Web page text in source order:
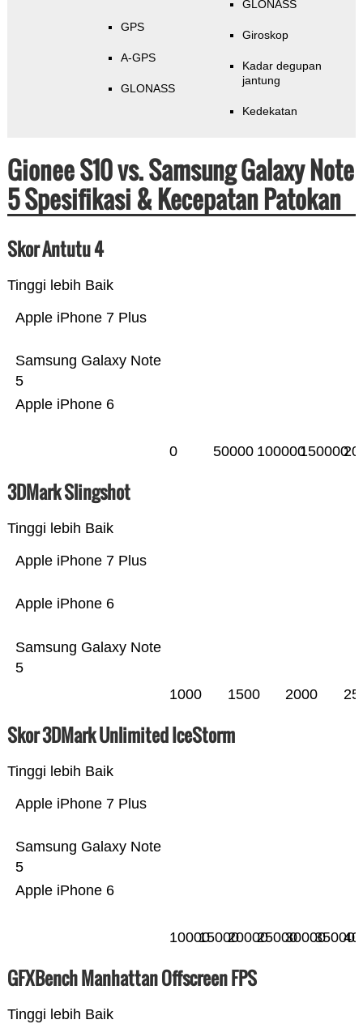
GPS
A-GPS
GLONASS
GLONASS
Giroskop
Kadar degupan
jantung
Kedekatan
Gionee S10 vs. Samsung Galaxy Note
5 Spesifikasi & Kecepatan Patokan
Skor Antutu 4
Tinggi lebih Baik
Apple iPhone 6
Samsung Galaxy Note
5
Apple iPhone 7 Plus
0 50000 100000150000
3DMark Slingshot
Tinggi lebih Baik
Samsung Galaxy Note
5
Apple iPhone 6
Apple iPhone 7 Plus
1000 1500 2000
Skor 3DMark Unlimited IceStorm
Tinggi lebih Baik
Apple iPhone 6
Samsung Galaxy Note
5
Apple iPhone 7 Plus
100001500020000250003000035000
GFXBench Manhattan Offscreen FPS
Tinggi lebih Baik